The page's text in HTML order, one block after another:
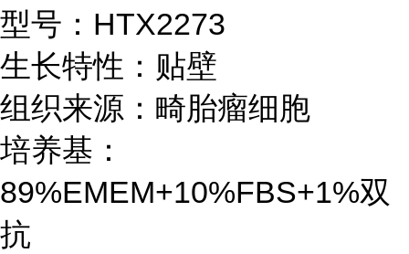
型号：HTX2273
生长特性：贴壁
组织来源：畸胎瘤细胞
培养基：
89%EMEM+10%FBS+1%双
抗